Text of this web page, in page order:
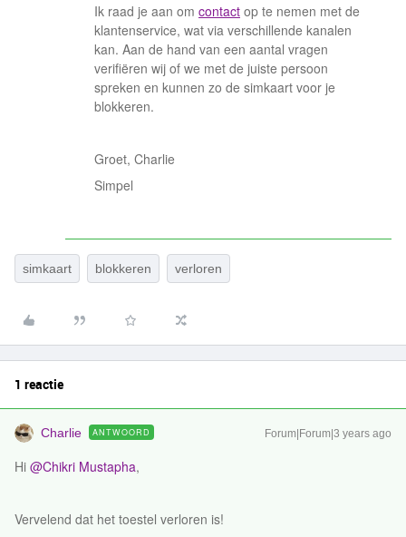
Ik raad je aan om contact op te nemen met de
klantenservice, wat via verschillende kanalen
kan. Aan de hand van een aantal vragen
verifiëren wij of we met de juiste persoon
spreken en kunnen zo de simkaart voor je
blokkeren.
Groet, Charlie
Simpel
simkaart blokkeren verloren
1 reactie
Charlie ANTWOORD Forum|Forum|3 years ago
Hi @Chikri Mustapha,
Vervelend dat het toestel verloren is!